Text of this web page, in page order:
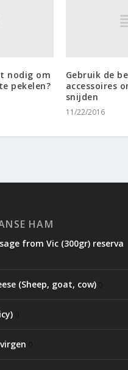
nodig om
pekelen?
Gebruik de
accessoires
snijden
11/22/2016
HAM
from Vic (300gr) reserva
(Sheep, goat, cow)